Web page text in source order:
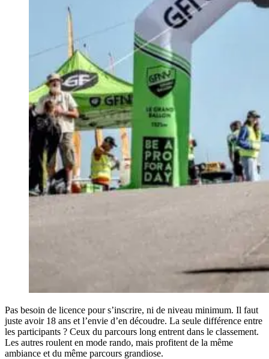
Pas besoin de licence pour s’inscrire, ni de niveau minimum. Il faut
juste avoir 18 ans et l’envie d’en découdre. La seule différence entre
les participants ? Ceux du parcours long entrent dans le classement.
Les autres roulent en mode rando, mais profitent de la même
ambiance et du même parcours grandiose.